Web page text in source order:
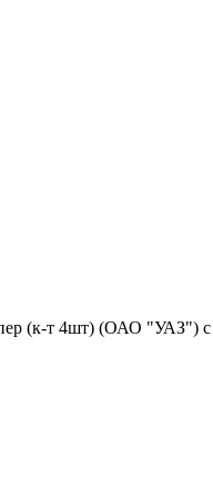
(к-т 4шт) (ОАО "УАЗ") с